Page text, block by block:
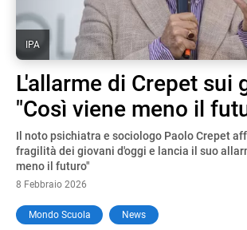
IPA
L'allarme di Crepet sui
"Così viene meno il
Il noto psichiatra e sociologo Paolo Crepet
fragilità dei giovani d'oggi e lancia il suo
meno il futuro"
8 Febbraio 2026
Mondo Scuola News